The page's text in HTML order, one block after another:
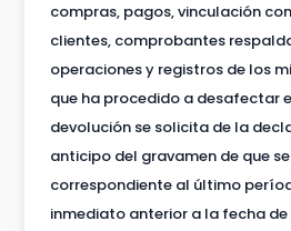
compras, pagos, vinculación
clientes, comprobantes
operaciones y registros de los
que ha procedido a desafectar
devolución se solicita de la
anticipo del gravamen de que
correspondiente al último
inmediato anterior a la fecha